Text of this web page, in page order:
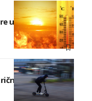
u BiH i do 41
romobila u